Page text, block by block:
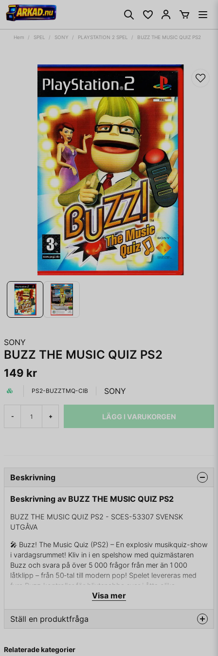
Hem SPEL SONY PLAYSTATION 2 SPEL BUZZ THE MUSIC QUIZ PS2
SONY
BUZZ THE MUSIC QUIZ PS2
149 kr
PS2-BUZZTMQ-CIB SONY
- + LÄGG I VARUKORGEN
Beskrivning
Beskrivning av BUZZ THE MUSIC QUIZ PS2
BUZZ THE MUSIC QUIZ PS2 - SCES-53307 SVENSK
UTGÅVA
🎤 Buzz! The Music Quiz (PS2) – En explosiv musikquiz-show
i vardagsrummet! Kliv in i en spelshow med quizmästaren
Buzz och svara på över 5 000 frågor från mer än 1 000
låtklipp – från 50‑tal till modern pop! Spelet levereras med
fyra Buzz‑kontroller för blixtsnabba svar i åtta olika
quizrundor, inklusive “Fastest Finger”, “Pass the Bomb” och
sätt ihop egna quiz som quizmaster!
🎮 Plattform: PlayStation 2
🧠 Genre: Party / Quiz / Musik
Visa mer
Ställ en produktfråga
Fråga oss något om denna produkten...
Relaterade kategorier